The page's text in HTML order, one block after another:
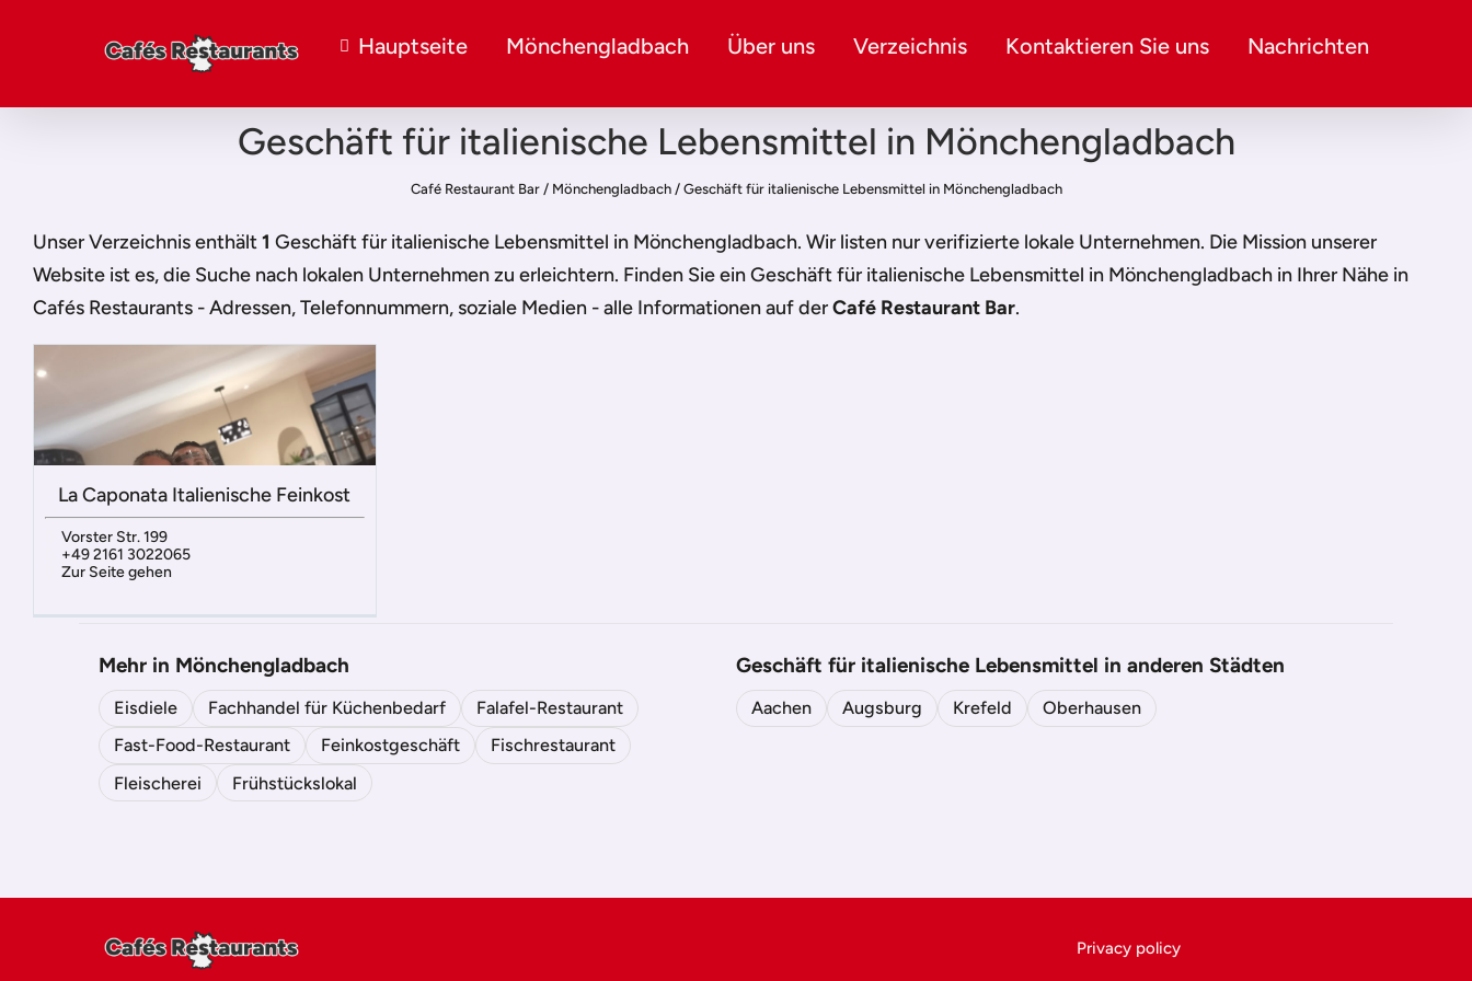
Hauptseite Mönchengladbach Über uns Verzeichnis Kontaktieren Sie uns Nachrichten
Geschäft für italienische Lebensmittel in Mönchengladbach
Café Restaurant Bar/ Mönchengladbach/ Geschäft für italienische Lebensmittel in Mönchengladbach
Unser Verzeichnis enthält1 Geschäft für italienische Lebensmittel in Mönchengladbach. Wir listen nur verifizierte lokale Unternehmen. Die Mission unserer
Website ist es, die Suche nach lokalen Unternehmen zu erleichtern. Finden Sie einGeschäft für italienische Lebensmittel in Mönchengladbach in Ihrer Nähe in
Cafés Restaurants - Adressen, Telefonnummern, soziale Medien - alle Informationen auf derCafé Restaurant Bar.
La Caponata Italienische Feinkost
Vorster Str. 199
+49 2161 3022065
Zur Seite gehen
Mehr in Mönchengladbach
Eisdiele Fachhandel für Küchenbedarf
Falafel-Restaurant
Fast-Food-Restaurant
Feinkostgeschäft
Fischrestaurant
Fleischerei
Frühstückslokal
Geschäft für italienische Lebensmittel in anderen Städten
Aachen Augsburg Krefeld Oberhausen
Privacy policy